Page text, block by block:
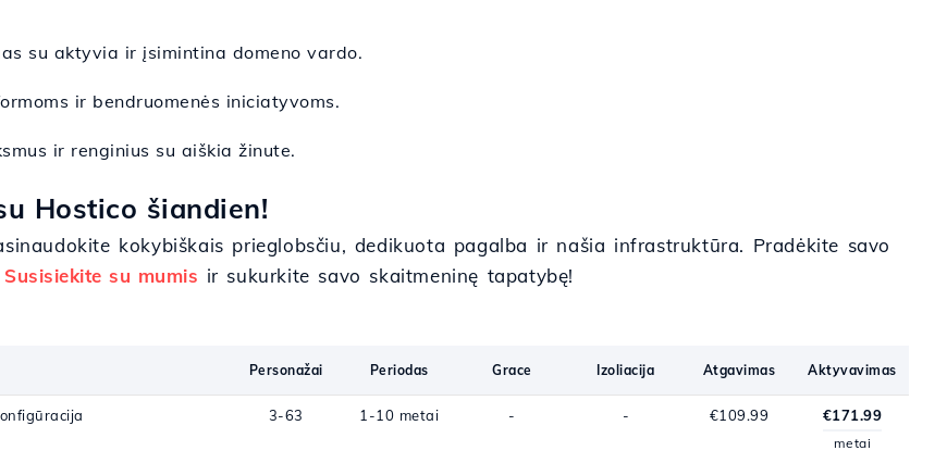
su aktyvia ir įsimintina domeno vardo.
ir bendruomenės iniciatyvoms.
ir renginius su aiškia žinute.
Hostico šiandien!
kokybiškais prieglobsčiu, dedikuota pagalba ir našia infrastruktūra. Pradėkite savo
Susisiekite su mumis ir sukurkite savo skaitmeninę tapatybę!
Personažai Periodas Grace Izoliacija Atgavimas Aktyvavimas
3-63 1-10 metai - - €109.99 €171.99
metai